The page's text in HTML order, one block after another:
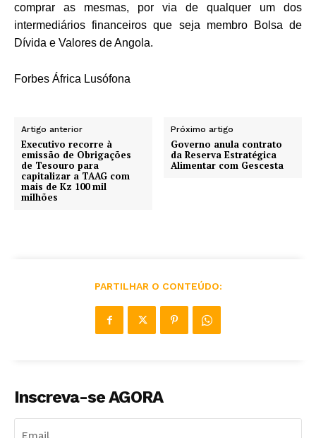
comprar as mesmas, por via de qualquer um dos
intermediários financeiros que seja membro Bolsa de
Dívida e Valores de Angola.
Forbes África Lusófona
Artigo anterior
Executivo recorre à
emissão de Obrigações
de Tesouro para
capitalizar a TAAG com
mais de Kz 100 mil
milhões
Próximo artigo
Governo anula contrato
da Reserva Estratégica
Alimentar com Gescesta
PARTILHAR O CONTEÚDO:
Inscreva-se AGORA